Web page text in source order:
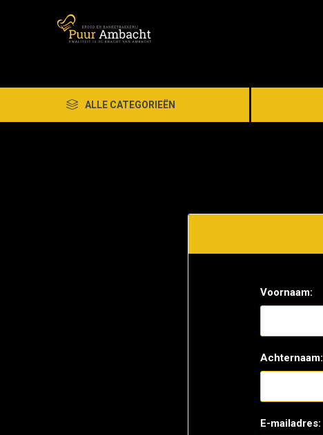
ALLE CATEGORIEËN
Voornaam:
Achternaam:
E-mailadres: